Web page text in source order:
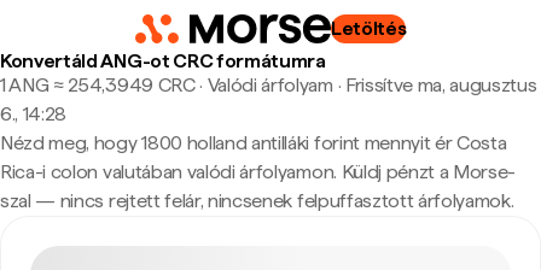
Letöltés
Konvertáld ANG-ot CRC formátumra
1 ANG ≈ 254,3949 CRC · Valódi árfolyam · Frissítve ma, augusztus
6., 14:28
Nézd meg, hogy 1800 holland antilláki forint mennyit ér Costa
Rica-i colon valutában valódi árfolyamon. Küldj pénzt a Morse-
szal — nincs rejtett felár, nincsenek felpuffasztott árfolyamok.